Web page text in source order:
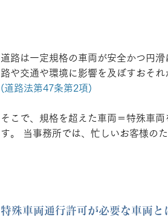
道路は一定規格の車両が安全かつ円
路や交通や環境に影響を及ぼすおそ
(道路法第47条第2項)
そこで、規格を超えた車両＝特殊車
す。 当事務所では、忙しいお客様の
特殊車両通行許可が必要な車両と